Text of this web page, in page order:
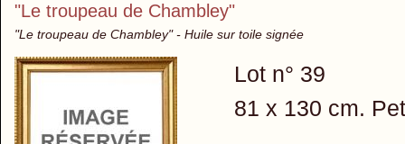
"Le troupeau de Chambley"
"Le troupeau de Chambley" - Huile sur toile signée
Lot n° 39
81 x 130 cm.